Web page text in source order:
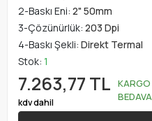
2-Baskı Eni: 2" 50mm
3-Çözünürlük: 203 Dpi
4-Baskı Şekli: Direkt Termal
Stok: 1
7.263,77 TL
kdv dahil
KARGO
BEDAVA